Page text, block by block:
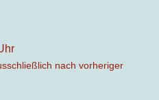
nach vorheriger